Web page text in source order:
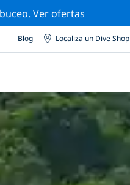
Ver ofertas
Blog Localiza un Dive Shop